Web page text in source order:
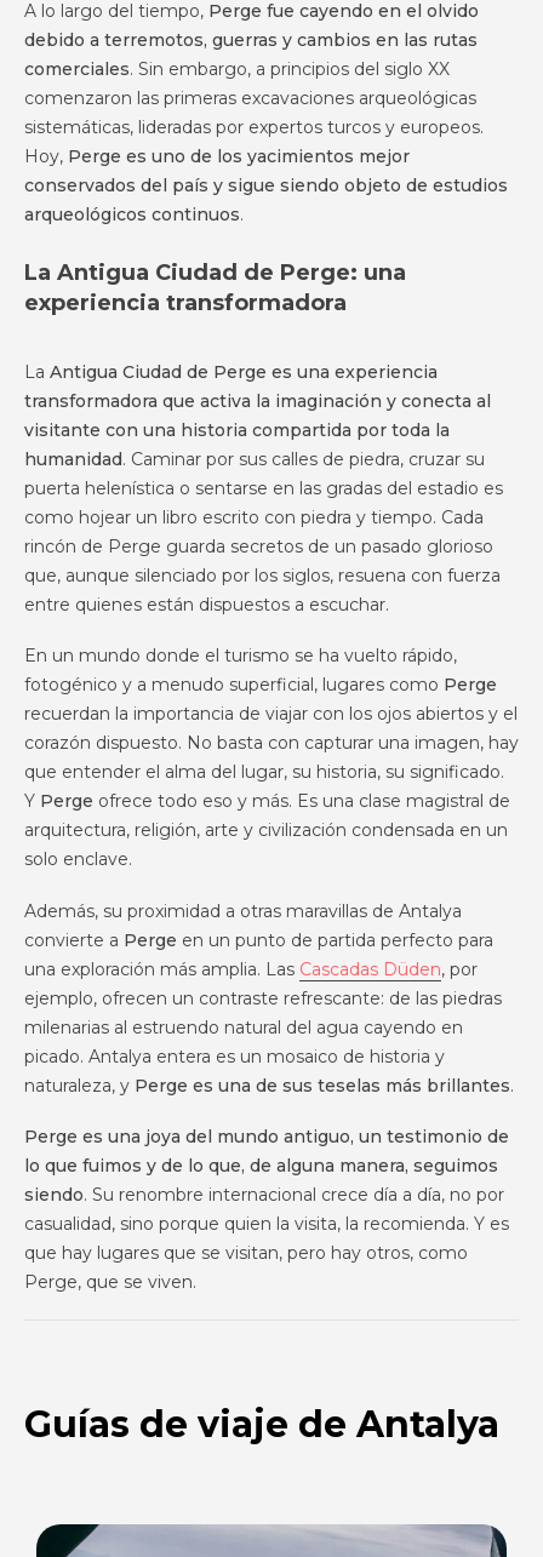
A lo largo del tiempo, Perge fue cayendo en el olvido
debido a terremotos, guerras y cambios en las rutas
comerciales. Sin embargo, a principios del siglo XX
comenzaron las primeras excavaciones arqueológicas
sistemáticas, lideradas por expertos turcos y europeos.
Hoy, Perge es uno de los yacimientos mejor
conservados del país y sigue siendo objeto de estudios
arqueológicos continuos.
La Antigua Ciudad de Perge: una
experiencia transformadora
La Antigua Ciudad de Perge es una experiencia
transformadora que activa la imaginación y conecta al
visitante con una historia compartida por toda la
humanidad. Caminar por sus calles de piedra, cruzar su
puerta helenística o sentarse en las gradas del estadio es
como hojear un libro escrito con piedra y tiempo. Cada
rincón de Perge guarda secretos de un pasado glorioso
que, aunque silenciado por los siglos, resuena con fuerza
entre quienes están dispuestos a escuchar.
En un mundo donde el turismo se ha vuelto rápido,
fotogénico y a menudo superficial, lugares como Perge
recuerdan la importancia de viajar con los ojos abiertos y el
corazón dispuesto. No basta con capturar una imagen, hay
que entender el alma del lugar, su historia, su significado.
Y Perge ofrece todo eso y más. Es una clase magistral de
arquitectura, religión, arte y civilización condensada en un
solo enclave.
Además, su proximidad a otras maravillas de Antalya
convierte a Perge en un punto de partida perfecto para
una exploración más amplia. Las Cascadas Düden, por
ejemplo, ofrecen un contraste refrescante: de las piedras
milenarias al estruendo natural del agua cayendo en
picado. Antalya entera es un mosaico de historia y
naturaleza, y Perge es una de sus teselas más brillantes.
Perge es una joya del mundo antiguo, un testimonio de
lo que fuimos y de lo que, de alguna manera, seguimos
siendo. Su renombre internacional crece día a día, no por
casualidad, sino porque quien la visita, la recomienda. Y es
que hay lugares que se visitan, pero hay otros, como
Perge, que se viven.
Guías de viaje de Antalya